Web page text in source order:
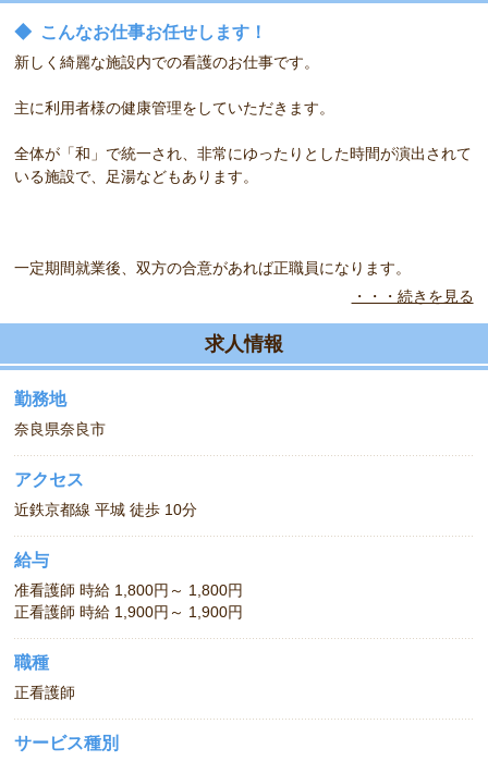
◆ こんなお仕事お任せします！
新しく綺麗な施設内での看護のお仕事です。
主に利用者様の健康管理をしていただきます。
全体が「和」で統一され、非常にゆったりとした時間が演出されて
いる施設で、足湯などもあります。
一定期間就業後、双方の合意があれば正職員になります。
明るくご利用者様に接して頂ける方募集します☆
・・・続きを見る
求人情報
勤務地
奈良県奈良市
アクセス
近鉄京都線 平城 徒歩 10分
給与
准看護師 時給 1,800円～ 1,800円
正看護師 時給 1,900円～ 1,900円
職種
正看護師
サービス種別